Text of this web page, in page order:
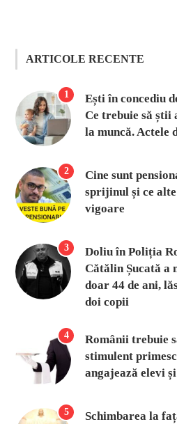
ARTICOLE RECENTE
1
Ești în concediu
Ce trebuie să știi
la muncă. Actele
2
Cine sunt
sprijinul și ce
vigoare
3
Doliu în Poliția
Cătălin Șucată
doar 44 de ani,
doi copii
4
Românii trebuie
stimulent
angajează elevi
5
Schimbarea la